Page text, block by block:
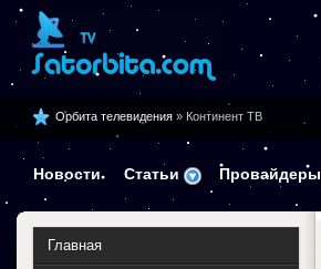
Орбита телевидения » Континент ТВ
Новости Статьи Провайдеры
Главная